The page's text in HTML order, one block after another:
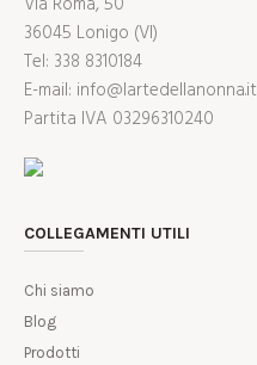
36045 Lonigo (VI)
Tel: 338 8310184
E-mail: info@lartedellanonna.it
Partita IVA 03296310240
COLLEGAMENTI UTILI
Chi siamo
Blog
Prodotti